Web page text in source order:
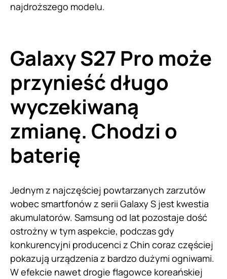
najdroższego modelu.
Galaxy S27 Pro może
przynieść długo
wyczekiwaną
zmianę. Chodzi o
baterię
Jednym z najczęściej powtarzanych zarzutów
wobec smartfonów z serii Galaxy S jest kwestia
akumulatorów. Samsung od lat pozostaje dość
ostrożny w tym aspekcie, podczas gdy
konkurencyjni producenci z Chin coraz częściej
pokazują urządzenia z bardzo dużymi ogniwami.
W efekcie nawet drogie flagowce koreańskiej